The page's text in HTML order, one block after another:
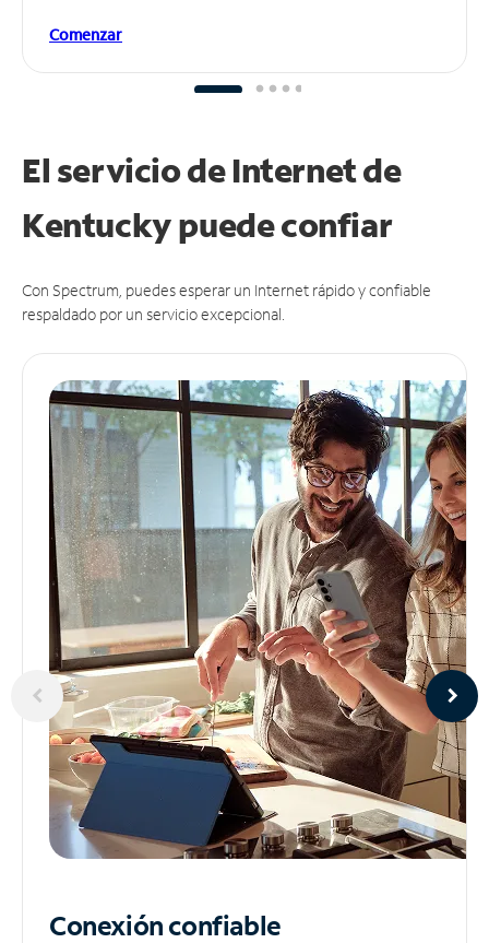
Comenzar
El servicio de Internet de
Kentucky puedeconfiar
Con Spectrum, puedes esperar un Internet rápido y confiable
respaldado por un servicio excepcional.
Conexión confiable